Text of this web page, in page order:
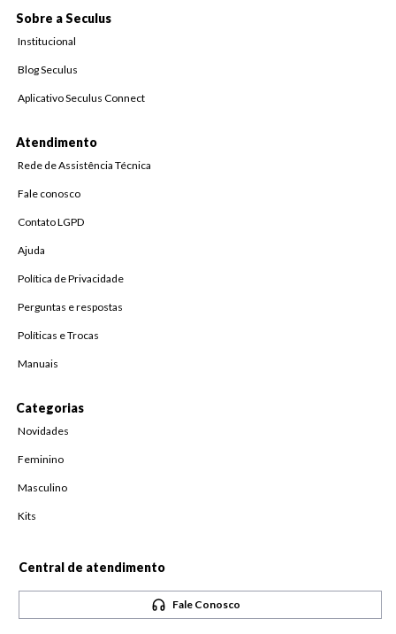
Sobre a Seculus
Institucional
Blog Seculus
Aplicativo Seculus Connect
Atendimento
Rede de Assistência Técnica
Fale conosco
Contato LGPD
Ajuda
Política de Privacidade
Perguntas e respostas
Políticas e Trocas
Manuais
Categorias
Novidades
Feminino
Masculino
Kits
Central de atendimento
Fale Conosco